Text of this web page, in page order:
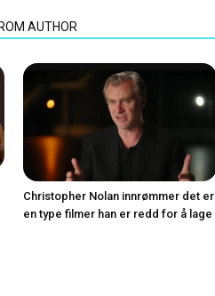
AUTHOR
Christopher Nolan innrømmer det er
en type filmer han er redd for å lage